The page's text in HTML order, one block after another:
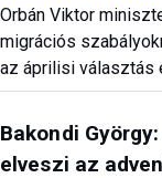
Orbán Viktor
migrációs
az áprilisi választás
Bakondi
elveszi az